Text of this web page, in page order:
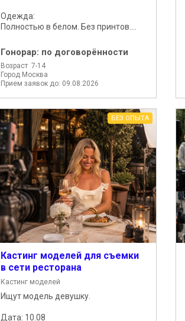
Одежда:
Полностью в белом. Без принтов....
Гонорар: по договорённости
Возраст 7-14
Город Москва
Прием заявок до: 09.08.2026
БЕЗ ОПЫТА
Кастинг моделей для съемки
в сети ресторана
Кастинг моделей
Ищут модель девушку.
Дата: 10.08